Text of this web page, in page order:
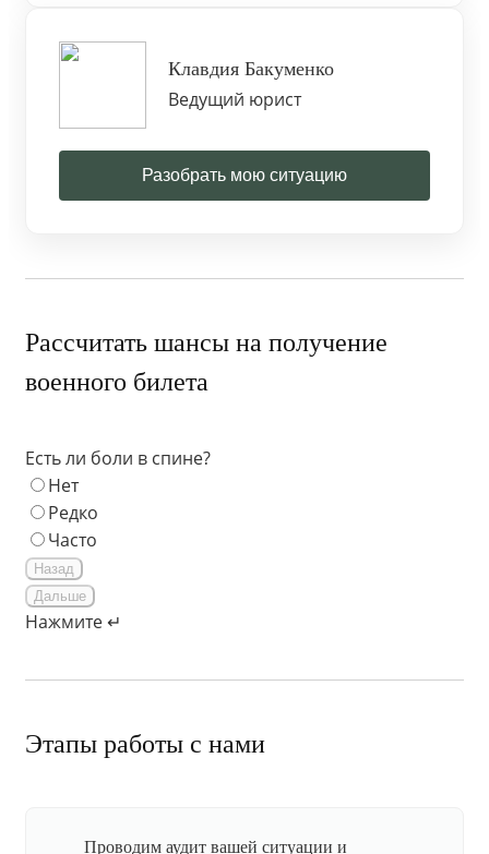
Клавдия Бакуменко
Ведущий юрист
Разобрать мою ситуацию
Рассчитать шансы на получение
военного билета
Есть ли боли в спине?
Нет
Редко
Часто
Назад
Дальше
Нажмите ↵
Этапы работы с нами
Проводим аудит вашей ситуации и